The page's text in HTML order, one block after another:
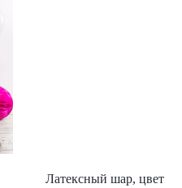
Латексный шар, цвет